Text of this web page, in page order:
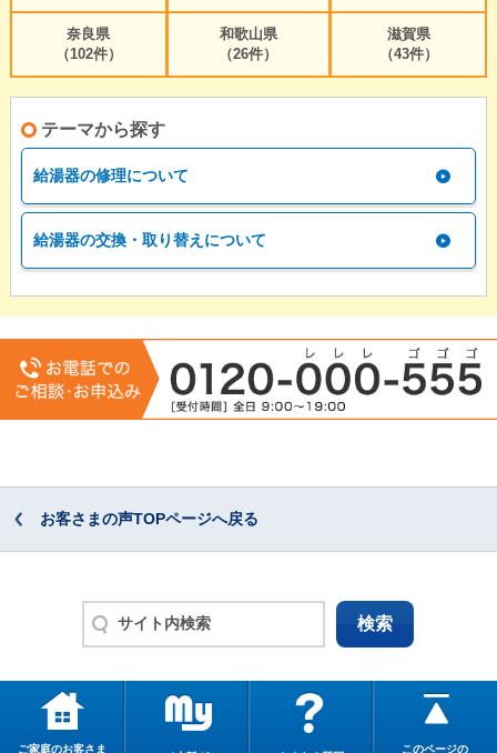
奈良県
（102件）
和歌山県
（26件）
滋賀県
（43件）
テーマから探す
給湯器の修理について
給湯器の交換・取り替えについて
お客さまの声TOPページへ戻る
ご家庭のお客さま このページの